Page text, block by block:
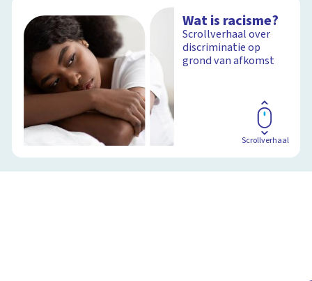
Wat is racisme?
Scrollverhaal over
discriminatie op
grond van afkomst
Scrollverhaal